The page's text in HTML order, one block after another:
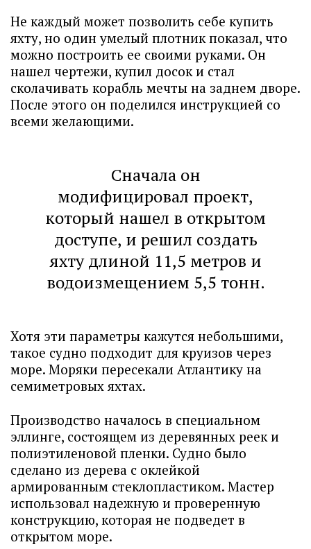
Не каждый может позволить себе купить
яхту, но один умелый плотник показал, что
можно построить ее своими руками. Он
нашел чертежи, купил досок и стал
сколачивать корабль мечты на заднем дворе.
После этого он поделился инструкцией со
всеми желающими.
Сначала он
модифицировал проект,
который нашел в открытом
доступе, и решил создать
яхту длиной 11,5 метров и
водоизмещением 5,5 тонн.
Хотя эти параметры кажутся небольшими,
такое судно подходит для круизов через
море. Моряки пересекали Атлантику на
семиметровых яхтах.
Производство началось в специальном
эллинге, состоящем из деревянных реек и
полиэтиленовой пленки. Судно было
сделано из дерева с оклейкой
армированным стеклопластиком. Мастер
использовал надежную и проверенную
конструкцию, которая не подведет в
открытом море.